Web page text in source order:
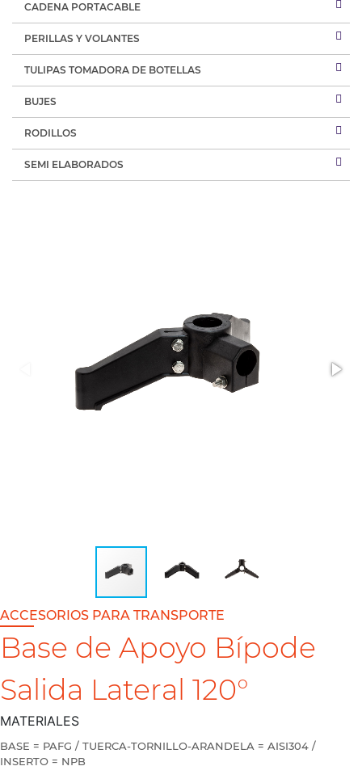
CADENA PORTACABLE
PERILLAS Y VOLANTES
TULIPAS TOMADORA DE BOTELLAS
BUJES
RODILLOS
SEMI ELABORADOS
ACCESORIOS PARA TRANSPORTE
Base de Apoyo Bípode
Salida Lateral 120°
MATERIALES
BASE = PAFG / TUERCA-TORNILLO-ARANDELA = AISI304 /
INSERTO = NPB